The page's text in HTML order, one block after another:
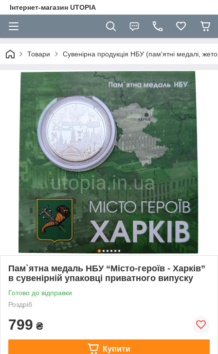
Інтернет-магазин UTOPIA
Товари Сувенірна продукція НБУ (пам'ятні медалі,
Пам`ятна медаль НБУ “Місто-героїв - Харків”
в сувенірній упаковці приватного випуску
Готово до відправки
Роздріб
799 ₴
Купити